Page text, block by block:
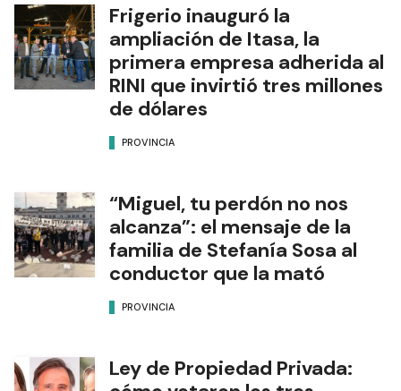
Frigerio inauguró la
ampliación de Itasa, la
primera empresa adherida al
RINI que invirtió tres millones
de dólares
PROVINCIA
“Miguel, tu perdón no nos
alcanza”: el mensaje de la
familia de Stefanía Sosa al
conductor que la mató
PROVINCIA
Ley de Propiedad Privada: